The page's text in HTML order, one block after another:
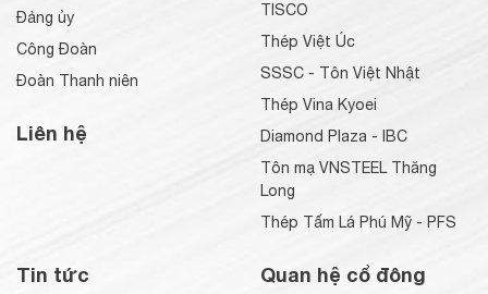
Đảng ủy
Công Đoàn
Đoàn Thanh niên
Liên hệ
TISCO
Thép Việt Úc
SSSC - Tôn Việt Nhật
Thép Vina Kyoei
Diamond Plaza - IBC
Tôn mạ VNSTEEL Thăng
Long
Thép Tấm Lá Phú Mỹ - PFS
Tin tức Quan hệ cổ đông